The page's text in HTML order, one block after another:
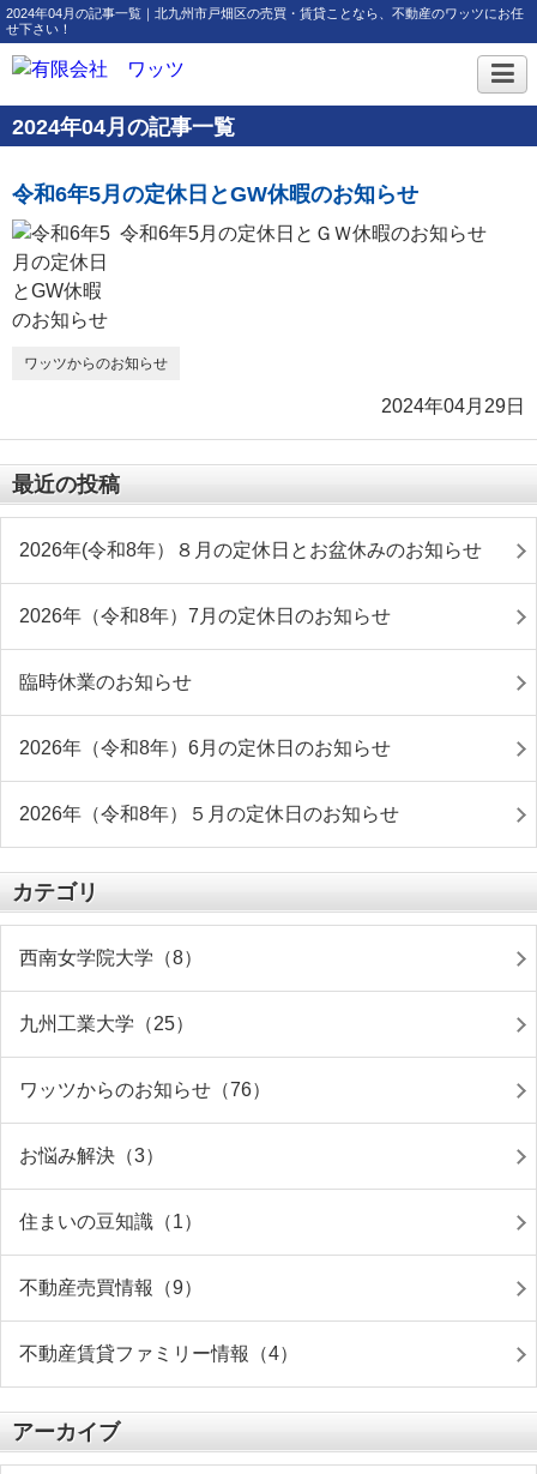
2024年04月の記事一覧｜北九州市戸畑区の売買・賃貸ことなら、不動産のワッツにお任
せ下さい！
2024年04月の記事一覧
令和6年5月の定休日とGW休暇のお知らせ
令和6年5月の定休日とＧＷ休暇のお知らせ
ワッツからのお知らせ
2024年04月29日
最近の投稿
2026年(令和8年）８月の定休日とお盆休みのお知らせ
2026年（令和8年）7月の定休日のお知らせ
臨時休業のお知らせ
2026年（令和8年）6月の定休日のお知らせ
2026年（令和8年）５月の定休日のお知らせ
カテゴリ
西南女学院大学（8）
九州工業大学（25）
ワッツからのお知らせ（76）
お悩み解決（3）
住まいの豆知識（1）
不動産売買情報（9）
不動産賃貸ファミリー情報（4）
アーカイブ